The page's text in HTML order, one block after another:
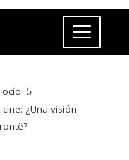
¿Una visión